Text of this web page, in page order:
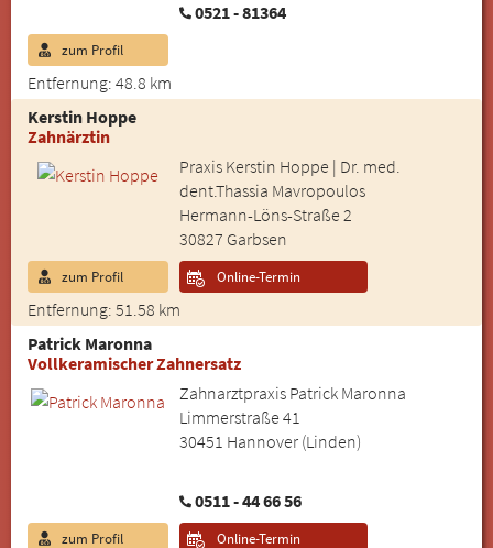
0521 - 81364
Entfernung: 48.8 km
zum Profil
Kerstin Hoppe
Zahnärztin
Praxis Kerstin Hoppe | Dr. med.
dent.Thassia Mavropoulos
Hermann-Löns-Straße 2
30827 Garbsen
Entfernung: 51.58 km
zum Profil Online-Termin
Patrick Maronna
Vollkeramischer Zahnersatz
Zahnarztpraxis Patrick Maronna
Limmerstraße 41
30451 Hannover (Linden)
0511 - 44 66 56
zum Profil Online-Termin